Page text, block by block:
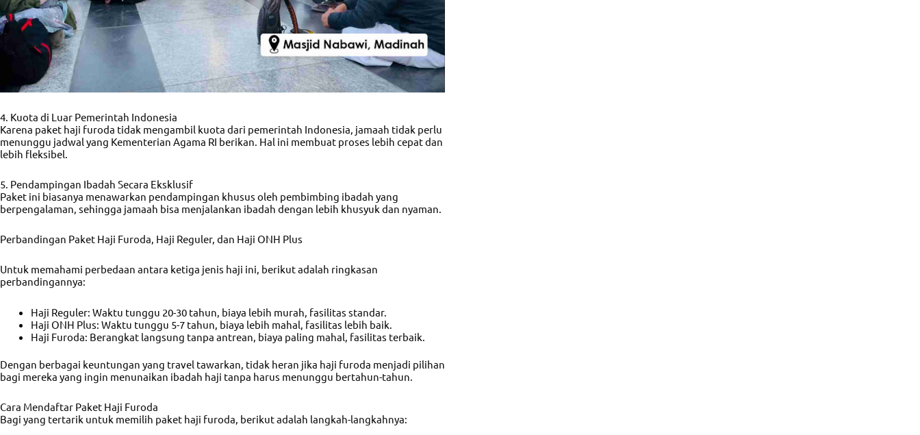
4. Kuota di Luar Pemerintah Indonesia
Karena paket haji furoda tidak mengambil kuota dari pemerintah Indonesia, jamaah tidak perlu
menunggu jadwal yang Kementerian Agama RI berikan. Hal ini membuat proses lebih cepat dan
lebih fleksibel.
5. Pendampingan Ibadah Secara Eksklusif
Paket ini biasanya menawarkan pendampingan khusus oleh pembimbing ibadah yang
berpengalaman, sehingga jamaah bisa menjalankan ibadah dengan lebih khusyuk dan nyaman.
Perbandingan Paket Haji Furoda, Haji Reguler, dan Haji ONH Plus
Untuk memahami perbedaan antara ketiga jenis haji ini, berikut adalah ringkasan
perbandingannya:
Haji Reguler: Waktu tunggu 20-30 tahun, biaya lebih murah, fasilitas standar.
Haji ONH Plus: Waktu tunggu 5-7 tahun, biaya lebih mahal, fasilitas lebih baik.
Haji Furoda: Berangkat langsung tanpa antrean, biaya paling mahal, fasilitas terbaik.
Dengan berbagai keuntungan yang travel tawarkan, tidak heran jika haji furoda menjadi pilihan
bagi mereka yang ingin menunaikan ibadah haji tanpa harus menunggu bertahun-tahun.
Cara Mendaftar Paket Haji Furoda
Bagi yang tertarik untuk memilih paket haji furoda, berikut adalah langkah-langkahnya: